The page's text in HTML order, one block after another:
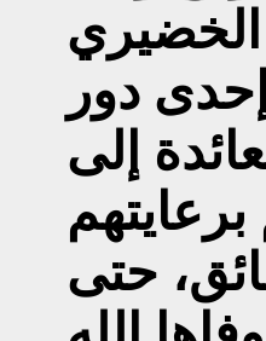
الخضيري
دور
إلى
حتى